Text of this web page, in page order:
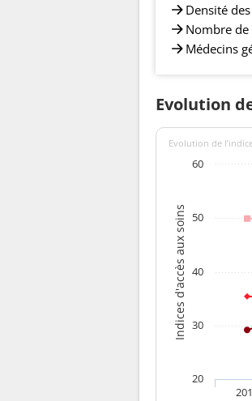
Densité
Nombre
Médecins
Evolution
Indices d'accès aux soins
Evolution de
20
30
40
50
60